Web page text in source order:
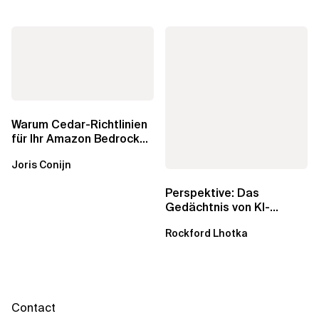
Warum Cedar-Richtlinien
für Ihr Amazon Bedrock
wichtig sind
Joris Conijn
Perspektive: Das
Gedächtnis von KI-
dem...
Rockford Lhotka
Contact